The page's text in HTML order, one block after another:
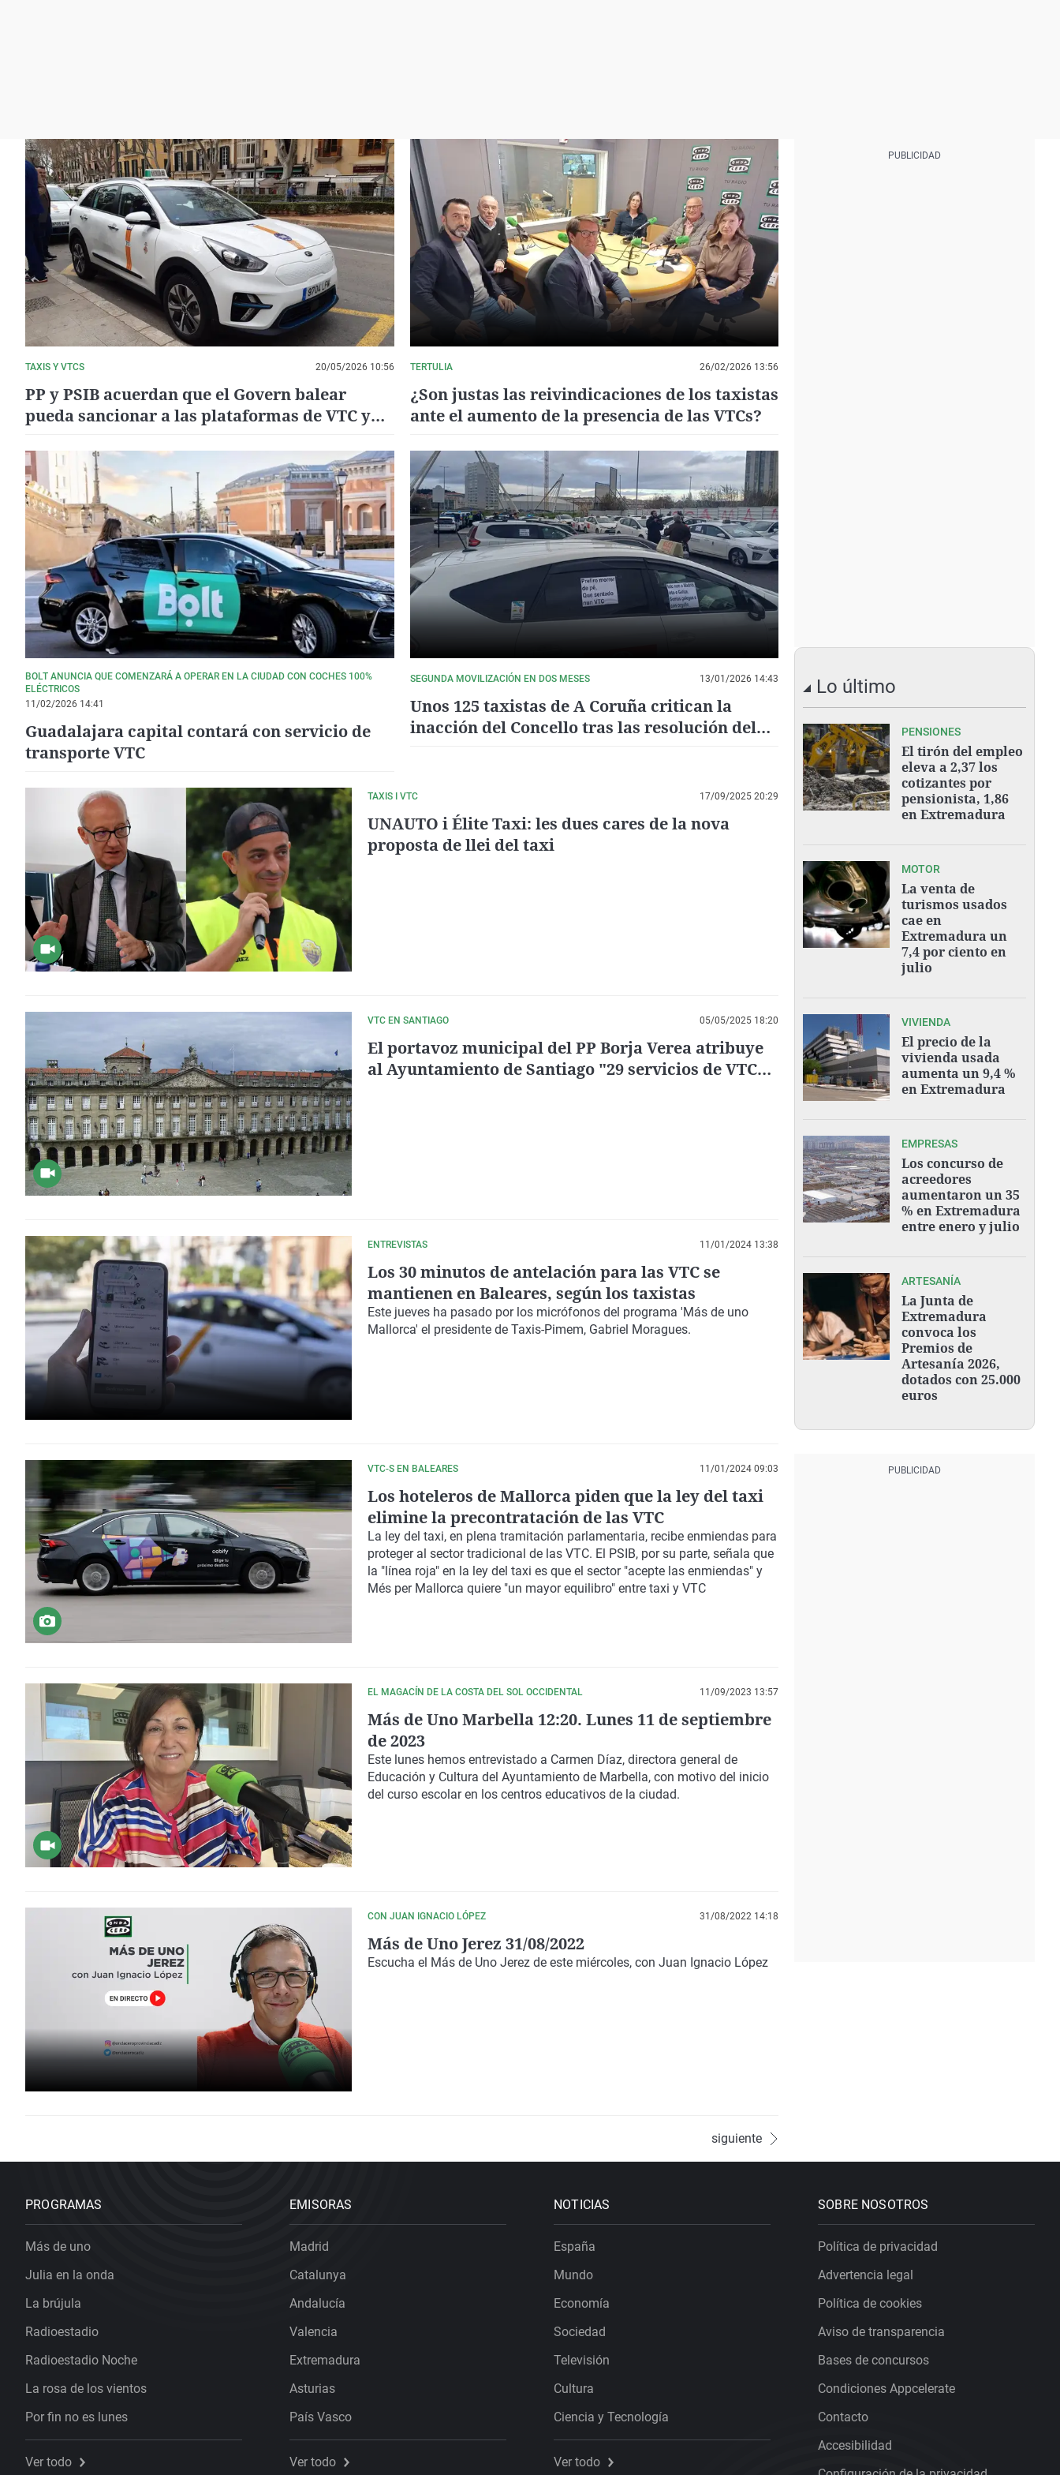
TAXIS Y VTCS 20/05/2026 10:56
PP y PSIB acuerdan que el Govern balear
pueda sancionar a las plataformas de VTC y
TERTULIA 26/02/2026 13:56
¿Son justas las reivindicaciones de los taxistas
ante el aumento de la presencia de las VTCs?
BOLT ANUNCIA QUE COMENZARÁ A OPERAR EN LA CIUDAD CON COCHES 100%
ELÉCTRICOS
11/02/2026 14:41
Guadalajara capital contará con servicio de
transporte VTC
SEGUNDA MOVILIZACIÓN EN DOS MESES 13/01/2026 14:43
Unos 125 taxistas de A Coruña critican la
inacción del Concello tras las resolución del
TAXIS I VTC 17/09/2025 20:29
UNAUTO i Élite Taxi: les dues cares de la nova
proposta de llei del taxi
VTC EN SANTIAGO 05/05/2025 18:20
El portavoz municipal del PP Borja Verea atribuye
al Ayuntamiento de Santiago "29 servicios de VTC
ENTREVISTAS 11/01/2024 13:38
Los 30 minutos de antelación para las VTC se
mantienen en Baleares, según los taxistas
Este jueves ha pasado por los micrófonos del programa 'Más de uno
Mallorca' el presidente de Taxis-Pimem, Gabriel Moragues.
VTC-S EN BALEARES 11/01/2024 09:03
Los hoteleros de Mallorca piden que la ley del taxi
elimine la precontratación de las VTC
La ley del taxi, en plena tramitación parlamentaria, recibe enmiendas para
proteger al sector tradicional de las VTC. El PSIB, por su parte, señala que
la "línea roja" en la ley del taxi es que el sector "acepte las enmiendas" y
Més per Mallorca quiere "un mayor equilibro" entre taxi y VTC
EL MAGACÍN DE LA COSTA DEL SOL OCCIDENTAL 11/09/2023 13:57
Más de Uno Marbella 12:20. Lunes 11 de septiembre
de 2023
Este lunes hemos entrevistado a Carmen Díaz, directora general de
Educación y Cultura del Ayuntamiento de Marbella, con motivo del inicio
del curso escolar en los centros educativos de la ciudad.
CON JUAN IGNACIO LÓPEZ 31/08/2022 14:18
Más de Uno Jerez 31/08/2022
Escucha el Más de Uno Jerez de este miércoles, con Juan Ignacio López
siguiente
Lo último
PENSIONES
El tirón del empleo
eleva a 2,37 los
cotizantes por
pensionista, 1,86
en Extremadura
MOTOR
La venta de
turismos usados
cae en
Extremadura un
7,4 por ciento en
julio
VIVIENDA
El precio de la
vivienda usada
aumenta un 9,4 %
en Extremadura
EMPRESAS
Los concurso de
acreedores
aumentaron un 35
% en Extremadura
entre enero y julio
ARTESANÍA
La Junta de
Extremadura
convoca los
Premios de
Artesanía 2026,
dotados con 25.000
euros
PROGRAMAS
Más de uno
Julia en la onda
La brújula
Radioestadio
Radioestadio Noche
La rosa de los vientos
Por fin no es lunes
Ver todo
EMISORAS
Madrid
Catalunya
Andalucía
Valencia
Extremadura
Asturias
País Vasco
Ver todo
NOTICIAS
España
Mundo
Economía
Sociedad
Televisión
Cultura
Ciencia y Tecnología
Ver todo
SOBRE NOSOTROS
Política de privacidad
Advertencia legal
Política de cookies
Aviso de transparencia
Bases de concursos
Condiciones Appcelerate
Contacto
Accesibilidad